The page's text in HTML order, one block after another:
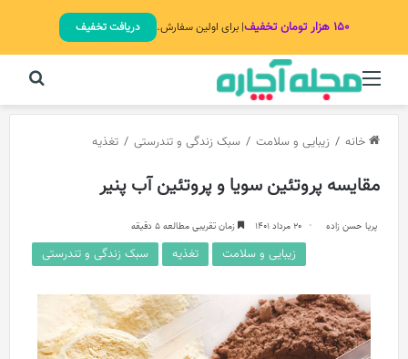
۱۵۰ هزار تومان تخفیف | برای اولین سفارش. دریافت تخفیف
منو
خانه / زیبایی و سلامت / سبک زندگی و تندرستی / تغذیه
مقایسه پروتئین سویا و پروتئین آب پنیر
پریا حسن زاده 20 مرداد 1401 زمان تقریبی مطالعه 5 دقیقه
زیبایی و سلامت تغذیه سبک زندگی و تندرستی